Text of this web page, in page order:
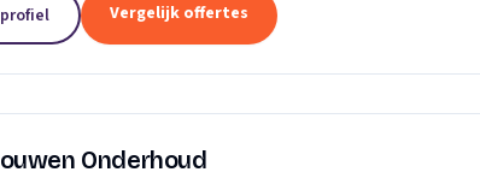
Vergelijk offertes
Onderhoud